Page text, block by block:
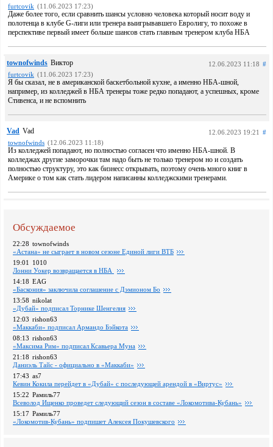
furtcovik (11.06.2023 17:23)
Даже более того, если сравнить шансы условно человека который носит воду и
полотенца в клубе G-лиги или тренера выигрывавшего Евролигу, то похоже в
перспективе первый имеет больше шансов стать главным тренером клуба НБА
townofwinds Виктор 12.06.2023 11:18 #
furtcovik (11.06.2023 17:23)
Я бы сказал, не в американской баскетбольной кухне, а именно НБА-шной,
например, из колледжей в НБА тренеры тоже редко попадают, а успешных, кроме
Стивенса, и не вспомнить
Vad Vad 12.06.2023 19:21 #
townofwinds (12.06.2023 11:18)
Из колледжей попадают, но полностью согласен что именно НБА-шной. В
колледжах другие заморочки там надо быть не только тренером но и создать
полностью структуру, это как бизнесс открывать, поэтому очень много книг в
Америке о том как стать лидером написанны колледжскими тренерами.
Обсуждаемое
22:28 townofwinds
«Астана» не сыграет в новом сезоне Единой лиги ВТБ
19:01
1010
Лонни Уокер возвращается в НБА
14:18 EAG
«Баскония» заключила соглашение с Дэмионом Бо
13:58 nikolat
«Дубай» подписал Торнике Шенгелия
12:03 rishon63
«Маккаби» подписал Армандо Бэйкота
08:13 rishon63
«Максима Рим» подписал Ксавьера Муна
21:18 rishon63
Даниэль Тайс - официально в «Маккаби»
17:43 as7
Кевин Кокила перейдет в «Дубай» с последующей арендой в «Виртус»
15:22 Рамиль77
Всеволод Ищенко проведет следующий сезон в составе «Локомотива-Кубань»
15:17 Рамиль77
«Локомотив-Кубань» подпишет Алексея Покушевского